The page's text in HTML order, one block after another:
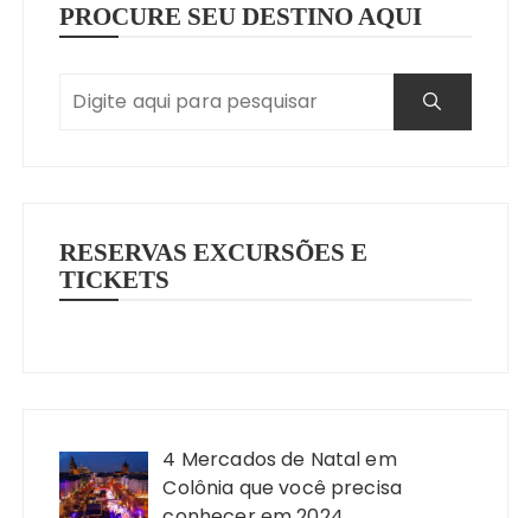
PROCURE SEU DESTINO AQUI
RESERVAS EXCURSÕES E
TICKETS
4 Mercados de Natal em
Colônia que você precisa